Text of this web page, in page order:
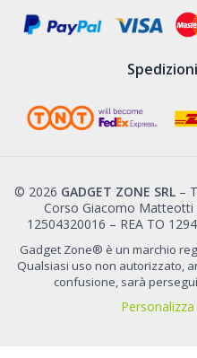
© 2026 GADGET ZONE SRL–
Corso Giacomo Matteotti
12504320016 – REA TO
Gadget Zone® è un marchio
Qualsiasi uso non autorizzato,
confusione, sarà